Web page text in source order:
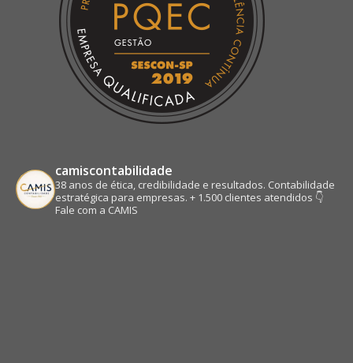
camiscontabilidade
38 anos de ética, credibilidade e resultados. Contabilidade
estratégica para empresas. + 1.500 clientes atendidos 👇
Fale com a CAMIS